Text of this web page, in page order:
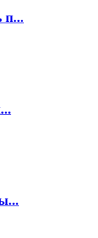
п...